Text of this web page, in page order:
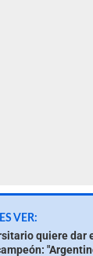
VER:
quiere dar